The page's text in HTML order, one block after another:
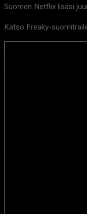
Suomen Netflix lisäsi
Katso Freaky-